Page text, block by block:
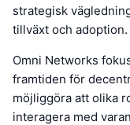
strategisk
tillväxt och adoption.
Omni Networks
framtiden för
möjliggöra att olika
interagera med